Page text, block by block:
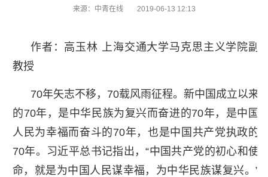
来源：中青在线 2019-06-13 12:13
作者：高玉林 上海交通大学马克思主义学院副
教授
70年矢志不移，70载风雨征程。新中国成立以来
的70年，是中华民族为复兴而奋进的70年，是中国
人民为幸福而奋斗的70年，也是中国共产党执政的
70年。习近平总书记指出，“中国共产党的初心和使
命，就是为中国人民谋幸福，为中华民族谋复兴。”